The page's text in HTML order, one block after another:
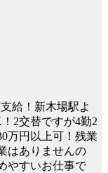
給！新木場駅よ
2交替ですが4勤2
万円以上可！残業
はありませんの
やすいお仕事で